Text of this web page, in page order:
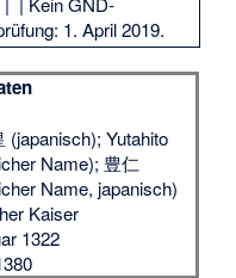
1. April 2019.
(japanisch); Yutahito
Name); 豊仁
Name, japanisch)
Kaiser
1322